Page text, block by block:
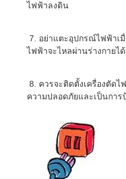
ไฟฟ้าลงดิน
7. อย่าแตะอุปกรณ์ไฟฟ้าเ
ไฟฟ้าจะไหลผ่านร่างกายไ
8. ควรจะติดตั้งเครื่องตัด
ความปลอดภัยและเป็นกา